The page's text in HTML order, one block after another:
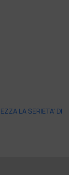
LA SERIETA' DI